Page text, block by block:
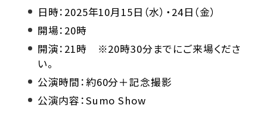
日時：2025年10月15日（水）・24日（金）
開場：20時
開演：21時 ※20時30分までにご来場くださ
い。
公演時間：約60分＋記念撮影
公演内容：Sumo Show